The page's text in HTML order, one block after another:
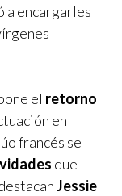
a encargarles
el retorno
en
francés se
que
Jessie